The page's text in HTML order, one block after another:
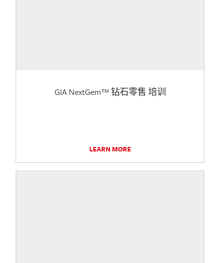
GIA NextGem™ 钻石零售 培训
LEARN MORE